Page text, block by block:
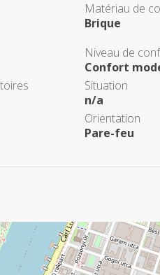
Matériau de
Brique
Niveau de
Confort
Situation
n/a
Orientation
Pare-feu